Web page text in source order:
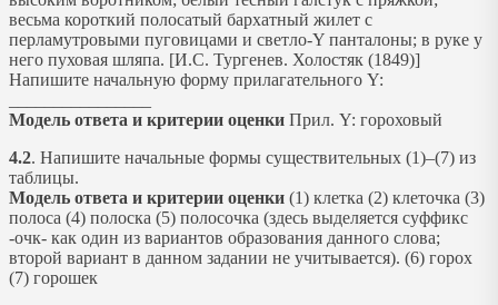
весьма короткий полосатый бархатный жилет с
перламутровыми пуговицами и светло-Y панталоны; в руке у
него пуховая шляпа. [И.С. Тургенев. Холостяк (1849)]
Напишите начальную форму прилагательного Y:
Модель ответа и критерии оценки Прил. Y: гороховый
4.2. Напишите начальные формы существительных (1)–(7) из
таблицы.
Модель ответа и критерии оценки (1) клетка (2) клеточка (3)
полоса (4) полоска (5) полосочка (здесь выделяется суффикс
-очк- как один из вариантов образования данного слова;
второй вариант в данном задании не учитывается). (6) горох
(7) горошек